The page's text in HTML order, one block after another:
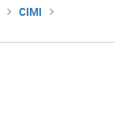
CIMI